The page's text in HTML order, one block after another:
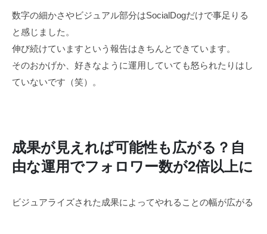
数字の細かさやビジュアル部分はSocialDogだけで事足りる
と感じました。
伸び続けていますという報告はきちんとできています。
そのおかげか、好きなように運用していても怒られたりはし
ていないです（笑）。
成果が見えれば可能性も広がる？自
由な運用でフォロワー数が2倍以上に
ビジュアライズされた成果によってやれることの幅が広がる